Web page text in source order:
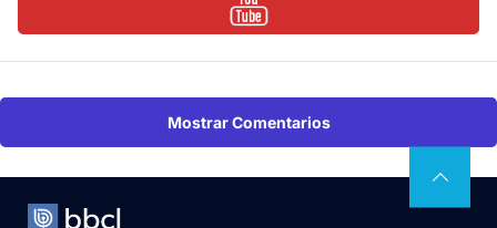
Mostrar Comentarios